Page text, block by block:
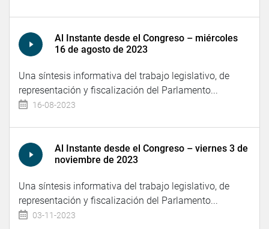
Al Instante desde el Congreso – miércoles
16 de agosto de 2023
Una síntesis informativa del trabajo legislativo, de
representación y fiscalización del Parlamento...
16-08-2023
Al Instante desde el Congreso – viernes 3 de
noviembre de 2023
Una síntesis informativa del trabajo legislativo, de
representación y fiscalización del Parlamento...
03-11-2023